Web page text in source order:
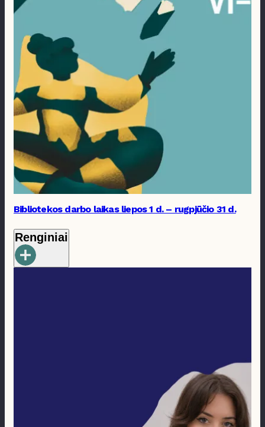
Bibliotekos darbo laikas liepos 1 d. – rugpjūčio 31 d.
Renginiai